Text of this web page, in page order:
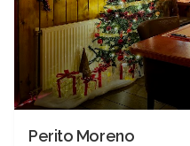
Perito Moreno